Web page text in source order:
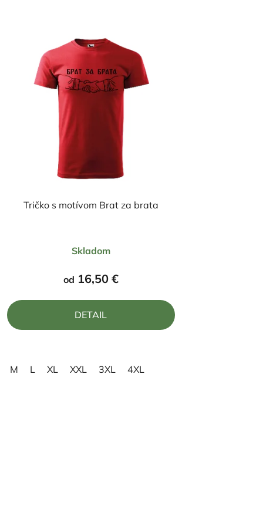
Tričko s motívom Brat za brata
hodnotenie
produktu
je
5,0
z
Skladom
od 16,50 €
DETAIL
M L XL XXL 3XL 4XL